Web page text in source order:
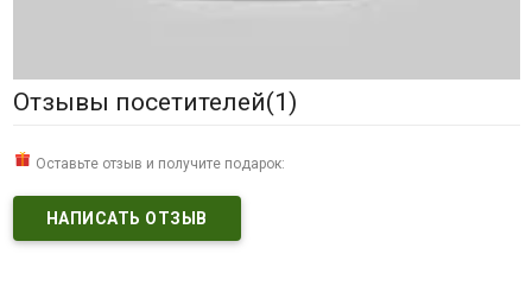
Отзывы посетителей(1 )
Оставьте отзыв и получите подарок:
НАПИСАТЬ ОТЗЫВ